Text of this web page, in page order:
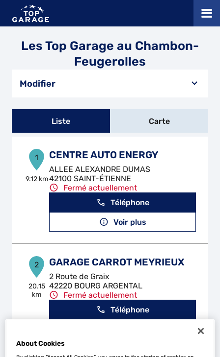
Les Top Garage au Chambon-
Feugerolles
Modifier
Liste Carte
1
9.12 km
CENTRE AUTO ENERGY
ALLEE ALEXANDRE DUMAS
42100 SAINT-ÉTIENNE
Fermé actuellement
Téléphone
Voir plus
2
20.15
km
GARAGE CARROT MEYRIEUX
2 Route de Graix
42220 BOURG ARGENTAL
Fermé actuellement
Téléphone
About Cookies